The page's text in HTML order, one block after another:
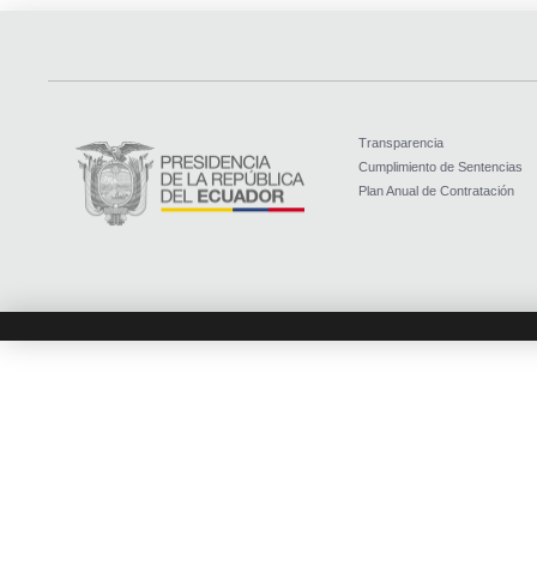
Transparencia
Cumplimiento de Sentencias
Plan Anual de Contratación